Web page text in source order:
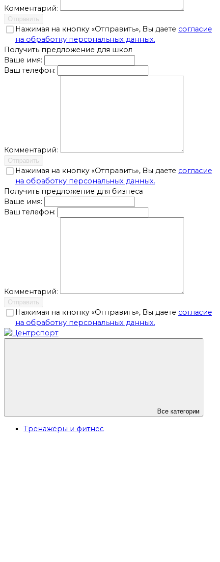
Комментарий:
Отправить
Нажимая на кнопку «Отправить», Вы даете согласие
на обработку персональных данных.
Получить предложение для школ
Ваше имя:
Ваш телефон:
Комментарий:
Отправить
Нажимая на кнопку «Отправить», Вы даете согласие
на обработку персональных данных.
Получить предложение для бизнеса
Ваше имя:
Ваш телефон:
Комментарий:
Отправить
Нажимая на кнопку «Отправить», Вы даете согласие
на обработку персональных данных.
Все категории
Тренажёры и фитнес